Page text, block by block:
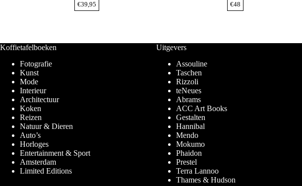
€39,95 €48
Koffietafelboeken
Fotografie
Kunst
Mode
Interieur
Architectuur
Koken
Reizen
Natuur & Dieren
Auto’s
Horloges
Entertainment & Sport
Amsterdam
Limited Editions
Uitgevers
Assouline
Taschen
Rizzoli
teNeues
Abrams
ACC Art Books
Gestalten
Hannibal
Mendo
Mokumo
Phaidon
Prestel
Terra Lannoo
Thames & Hudson